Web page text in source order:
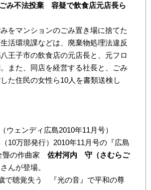
み不法投棄 容疑で飲食店元店長ら
をマンションのごみ置き場に捨てた
活環境課などは、廃棄物処理法違反
王子市の飲食店の元店長と、元フロ
また、同店を経営する社長と、ごみ
た住民の女性ら10人を書類送検し
ウェンディ広島2010年11月号）
10万部発行）2010年11月号の『広島
聾の作曲家 佐村河内 守（さむらご
さんが登場。
で聴覚失う 『光の音』で平和の尊